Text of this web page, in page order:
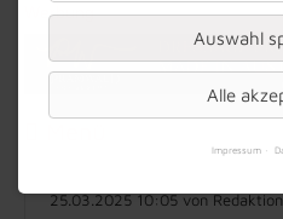
Werbung
25.03.2025 10:05von Redaktion
Auswahl
Alle
Impressum